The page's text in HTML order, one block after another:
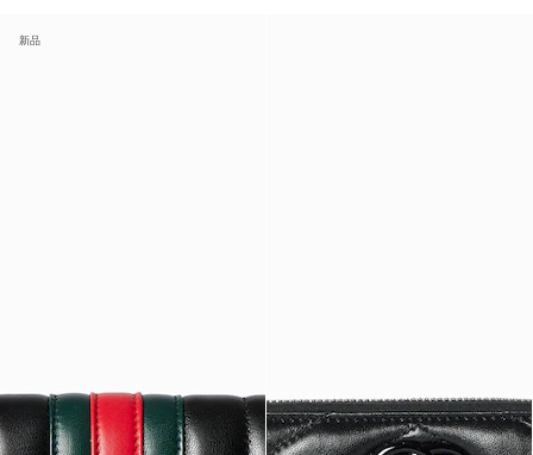
新品